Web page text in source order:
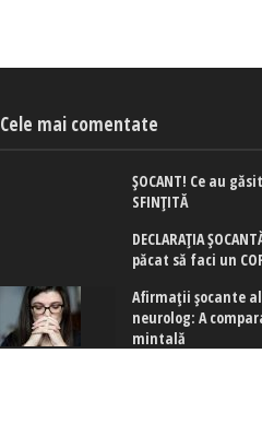
Cele mai comentate
ȘOCANT! Ce au
SFINȚITĂ
DECLARAȚIA
păcat să faci un
Afirmaţii şocante
neurolog: A
mintală